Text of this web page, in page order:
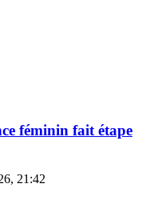
féminin fait étape
21:42